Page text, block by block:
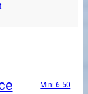
Mini 6.50